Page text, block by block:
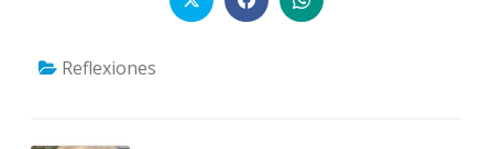
Reflexiones